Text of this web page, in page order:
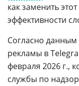
как заменить
эффективности
Согласно данным
рекламы в
февраля 2026 г.,
службы по